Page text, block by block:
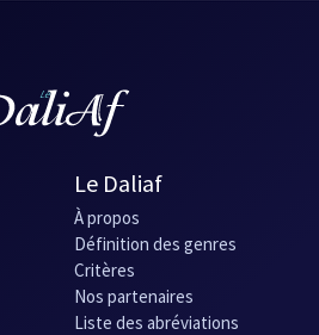
Le Daliaf
À propos
Définition des genres
Critères
Nos partenaires
Liste des abréviations